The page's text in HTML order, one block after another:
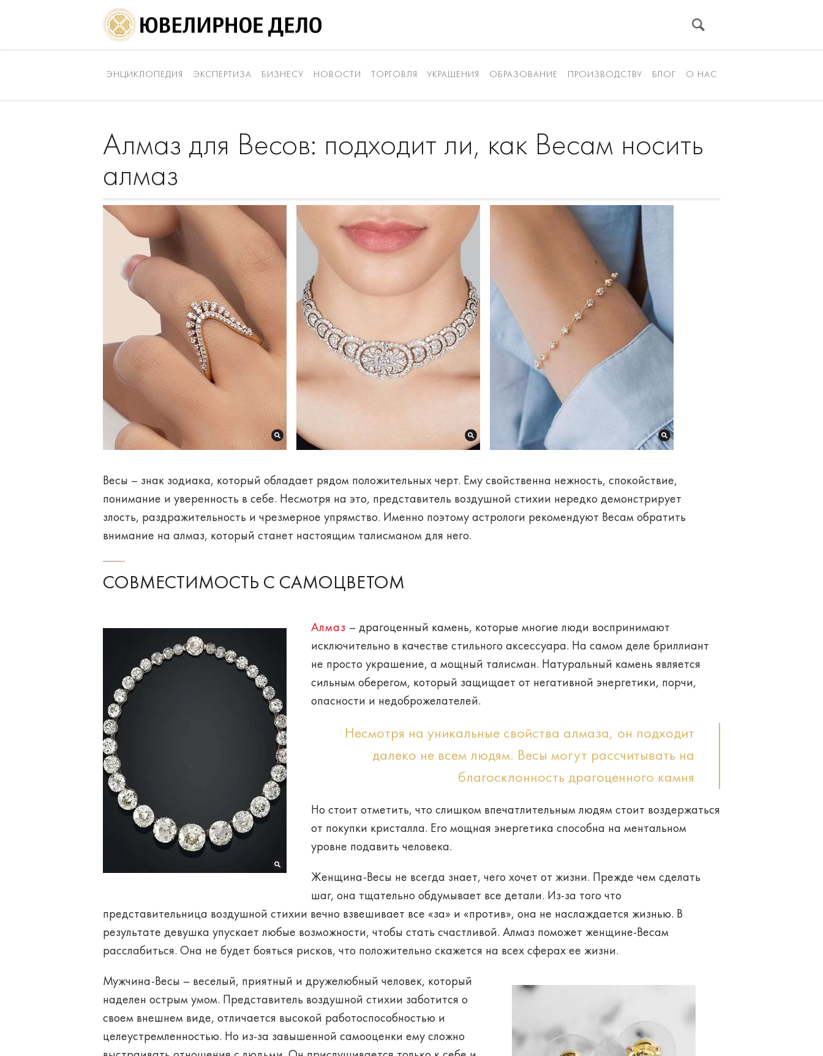
ЭНЦИКЛОПЕДИЯ ЭКСПЕРТИЗА БИЗНЕСУ НОВОСТИ ТОРГОВЛЯ УКРАШЕНИЯ ОБРАЗОВАНИЕ ПРОИЗВОДСТВУ БЛОГ О НАС
Алмаз для Весов: подходит ли, как Весам носить
алмаз
Весы – знак зодиака, который обладает рядом положительных черт. Ему свойственна нежность, спокойствие,
понимание и уверенность в себе. Несмотря на это, представитель воздушной стихии нередко демонстрирует
злость, раздражительность и чрезмерное упрямство. Именно поэтому астрологи рекомендуют Весам обратить
внимание на алмаз, который станет настоящим талисманом для него.
СОВМЕСТИМОСТЬ С САМОЦВЕТОМ
Алмаз – драгоценный камень, которые многие люди воспринимают
исключительно в качестве стильного аксессуара. На самом деле бриллиант
не просто украшение, а мощный талисман. Натуральный камень является
сильным оберегом, который защищает от негативной энергетики, порчи,
опасности и недоброжелателей.
Несмотря на уникальные свойства алмаза, он подходит
далеко не всем людям. Весы могут рассчитывать на
благосклонность драгоценного камня
Но стоит отметить, что слишком впечатлительным людям стоит воздержаться
от покупки кристалла. Его мощная энергетика способна на ментальном
уровне подавить человека.
Женщина-Весы не всегда знает, чего хочет от жизни. Прежде чем сделать
шаг, она тщательно обдумывает все детали. Из-за того что
представительница воздушной стихии вечно взвешивает все «за» и «против», она не наслаждается жизнью. В
результате девушка упускает любые возможности, чтобы стать счастливой. Алмаз поможет женщине-Весам
расслабиться. Она не будет бояться рисков, что положительно скажется на всех сферах ее жизни.
Мужчина-Весы – веселый, приятный и дружелюбный человек, который
наделен острым умом. Представитель воздушной стихии заботится о
своем внешнем виде, отличается высокой работоспособностью и
целеустремленностью. Но из-за завышенной самооценки ему сложно